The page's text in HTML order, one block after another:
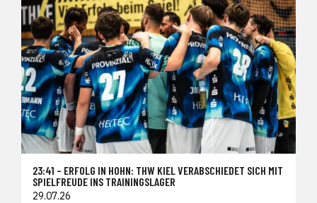
23:41 – ERFOLG IN HOHN: THW KIEL VERABSCHIEDET SICH MIT
SPIELFREUDE INS TRAININGSLAGER
29.07.26